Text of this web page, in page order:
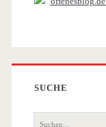
SUCHE
Suche